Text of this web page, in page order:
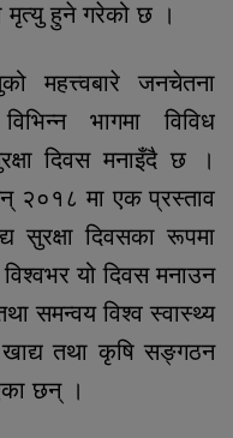
मृत्यु हुने गरेको छ ।
महत्त्वबारे जनचेतना
भागमा विविध
दिवस मनाइँदै छ ।
२०१८ मा एक प्रस्ताव
सुरक्षा दिवसका रूपमा
यो दिवस मनाउन
समन्वय विश्व स्वास्थ्य
तथा कृषि सङ्गठन
छन् ।